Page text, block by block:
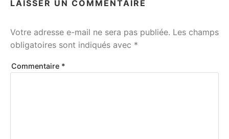
LAISSER UN COMMENTAIRE
Votre adresse e-mail ne sera pas publiée. Les champs
obligatoires sont indiqués avec *
Commentaire *